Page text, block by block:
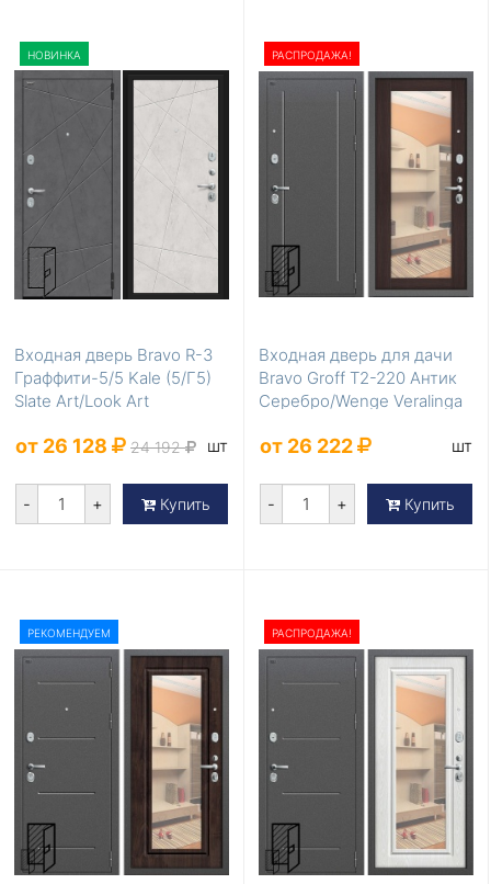
НОВИНКА
Входная дверь Bravo R-3
Граффити-5/5 Kale (5/Г5)
Slate Art/Look Art
от 26 128 24 192 шт
- + Купить
РАСПРОДАЖА!
Входная дверь для дачи
Bravo Groff Т2-220 Антик
Серебро/Wenge Veralinga
от 26 222 шт
- + Купить
РЕКОМЕНДУЕМ РАСПРОДАЖА!